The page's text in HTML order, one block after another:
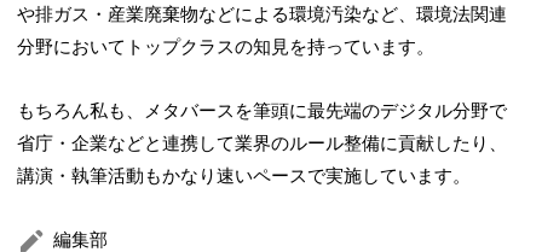
や排ガス・産業廃棄物などによる環境汚染など、環境法関連
分野においてトップクラスの知見を持っています。
もちろん私も、メタバースを筆頭に最先端のデジタル分野で
省庁・企業などと連携して業界のルール整備に貢献したり、
講演・執筆活動もかなり速いペースで実施しています。
編集部